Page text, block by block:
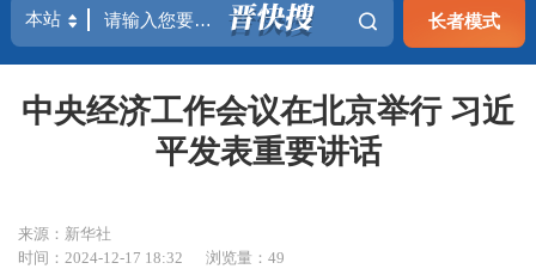
长者模式
中央经济工作会议在北京举行 习近
平发表重要讲话
来源：新华社
时间：2024-12-17 18:32
浏览量：49